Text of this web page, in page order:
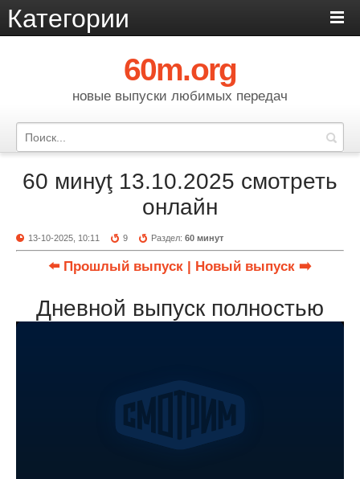
Категории
60m.org
новые выпуски любимых передач
60 минуţ 13.10.2025 смотреть
онлайн
13-10-2025, 10:11 9 Раздел:60 минут
⬅️ Прошлый выпуск | Новый выпуск ➡️
Дневной выпуск полностью